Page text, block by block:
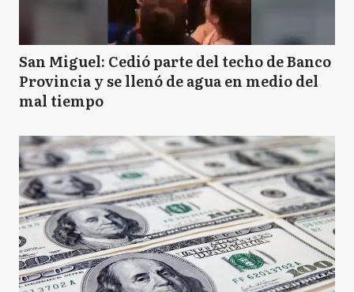
San Miguel: Cedió parte del techo de Banco
Provincia y se llenó de agua en medio del
mal tiempo